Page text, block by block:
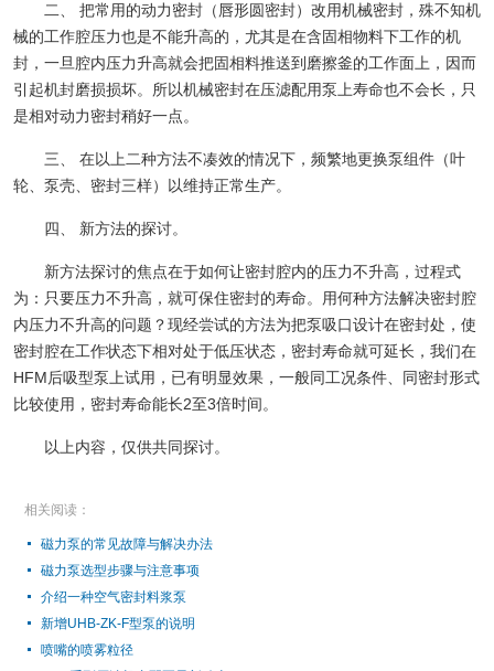
二、 把常用的动力密封（唇形圆密封）改用机械密封，殊不知机
械的工作腔压力也是不能升高的，尤其是在含固相物料下工作的机
封，一旦腔内压力升高就会把固相料推送到磨擦釜的工作面上，因而
引起机封磨损损坏。所以机械密封在压滤配用泵上寿命也不会长，只
是相对动力密封稍好一点。
三、 在以上二种方法不凑效的情况下，频繁地更换泵组件（叶
轮、泵壳、密封三样）以维持正常生产。
四、 新方法的探讨。
新方法探讨的焦点在于如何让密封腔内的压力不升高，过程式
为：只要压力不升高，就可保住密封的寿命。用何种方法解决密封腔
内压力不升高的问题？现经尝试的方法为把泵吸口设计在密封处，使
密封腔在工作状态下相对处于低压状态，密封寿命就可延长，我们在
HFM后吸型泵上试用，已有明显效果，一般同工况条件、同密封形式
比较使用，密封寿命能长2至3倍时间。
以上内容，仅供共同探讨。
相关阅读：
磁力泵的常见故障与解决办法
磁力泵选型步骤与注意事项
介绍一种空气密封料浆泵
新增UHB-ZK-F型泵的说明
喷嘴的喷雾粒径